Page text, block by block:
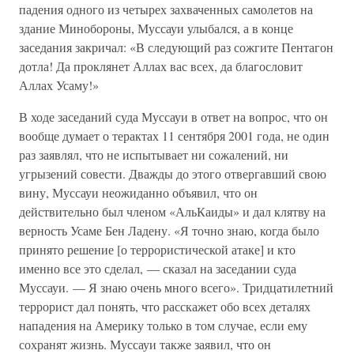
падения одного из четырех захваченных самолетов на
здание Минобороны, Муссауи улыбался, а в конце
заседания закричал: «В следующий раз сожгите Пентагон
дотла! Да проклянет Аллах вас всех, да благословит
Аллах Усаму!»
В ходе заседаний суда Муссауи в ответ на вопрос, что он
вообще думает о терактах 11 сентября 2001 года, не один
раз заявлял, что не испытывает ни сожалений, ни
угрызений совести. Дважды до этого отвергавший свою
вину, Муссауи неожиданно объявил, что он
действительно был членом «АльКаиды» и дал клятву на
верность Усаме Бен Ладену. «Я точно знаю, когда было
принято решение [о террористической атаке] и кто
именно все это сделал, — сказал на заседании суда
Муссауи. — Я знаю очень много всего». Тридцатилетний
террорист дал понять, что расскажет обо всех деталях
нападения на Америку только в том случае, если ему
сохранят жизнь. Муссауи также заявил, что он